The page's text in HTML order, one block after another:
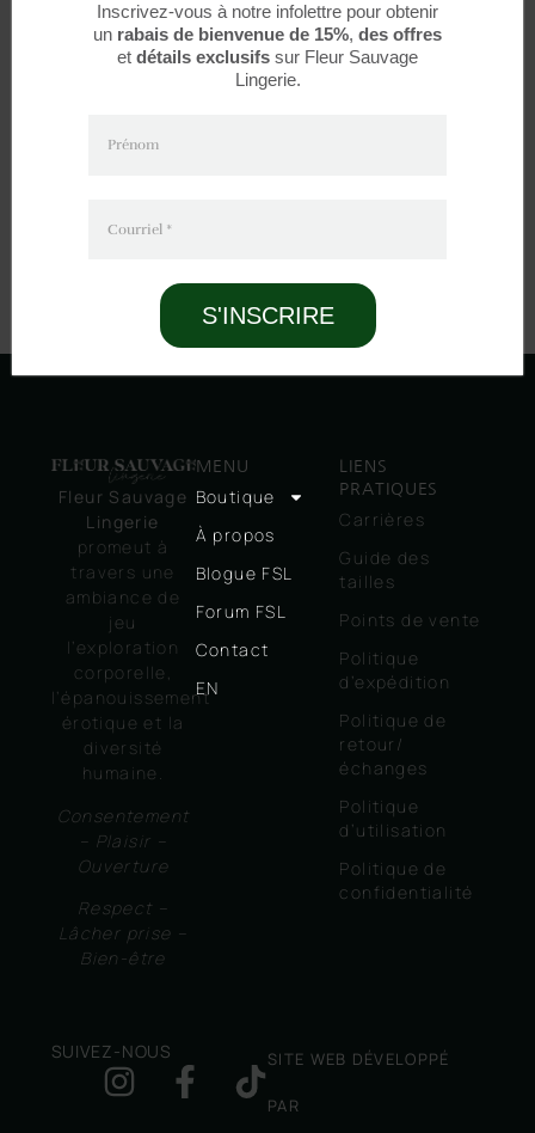
Fleur Sauvage
Lingerie
promeut à
travers une
ambiance de
jeu
l’exploration
corporelle,
l’épanouissement
érotique et la
diversité
humaine.
Consentement
– Plaisir –
Ouverture
Respect –
Lâcher prise –
Bien-être
MENU
Boutique
À propos
Blogue FSL
Forum FSL
Contact
EN
LIENS
PRATIQUES
Carrières
Guide des
tailles
Points de vente
Politique
d’expédition
Politique de
retour/
échanges
Politique
d’utilisation
Politique de
confidentialité
SUIVEZ-NOUS SITE WEB DÉVELOPPÉ
PAR
Inscrivez-vous à notre infolettre pour obtenir
un rabais de bienvenue de 15%, des offres
et détails exclusifs sur Fleur Sauvage
Lingerie.
Prénom
Courriel *
S'INSCRIRE